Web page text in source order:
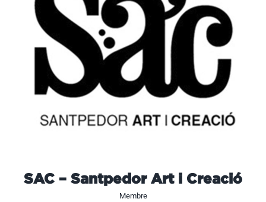
SAC – Santpedor Art i Creació
Membre